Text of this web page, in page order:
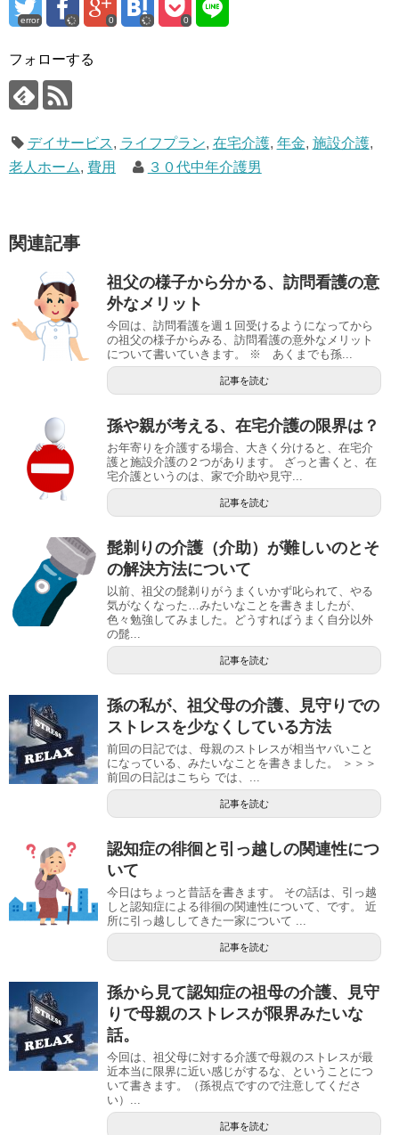
error 0 0
フォローする
デイサービス, ライフプラン, 在宅介護, 年金, 施設介護,
老人ホーム, 費用 ３０代中年介護男
関連記事
祖父の様子から分かる、訪問看護の意
外なメリット
今回は、訪問看護を週１回受けるようになってから
の祖父の様子からみる、訪問看護の意外なメリット
について書いていきます。 ※ あくまでも孫...
記事を読む
孫や親が考える、在宅介護の限界は？
お年寄りを介護する場合、大きく分けると、在宅介
護と施設介護の２つがあります。 ざっと書くと、在
宅介護というのは、家で介助や見守...
記事を読む
髭剃りの介護（介助）が難しいのとそ
の解決方法について
以前、祖父の髭剃りがうまくいかず叱られて、やる
気がなくなった…みたいなことを書きましたが、
色々勉強してみました。どうすればうまく自分以外
の髭...
記事を読む
孫の私が、祖父母の介護、見守りでの
ストレスを少なくしている方法
前回の日記では、母親のストレスが相当ヤバいこと
になっている、みたいなことを書きました。 ＞＞＞
前回の日記はこちら では、...
記事を読む
認知症の徘徊と引っ越しの関連性につ
いて
今日はちょっと昔話を書きます。 その話は、引っ越
しと認知症による徘徊の関連性について、です。 近
所に引っ越ししてきた一家について ...
記事を読む
孫から見て認知症の祖母の介護、見守
りで母親のストレスが限界みたいな
話。
今回は、祖父母に対する介護で母親のストレスが最
近本当に限界に近い感じがするな、ということにつ
いて書きます。（孫視点ですので注意してくださ
い）...
記事を読む